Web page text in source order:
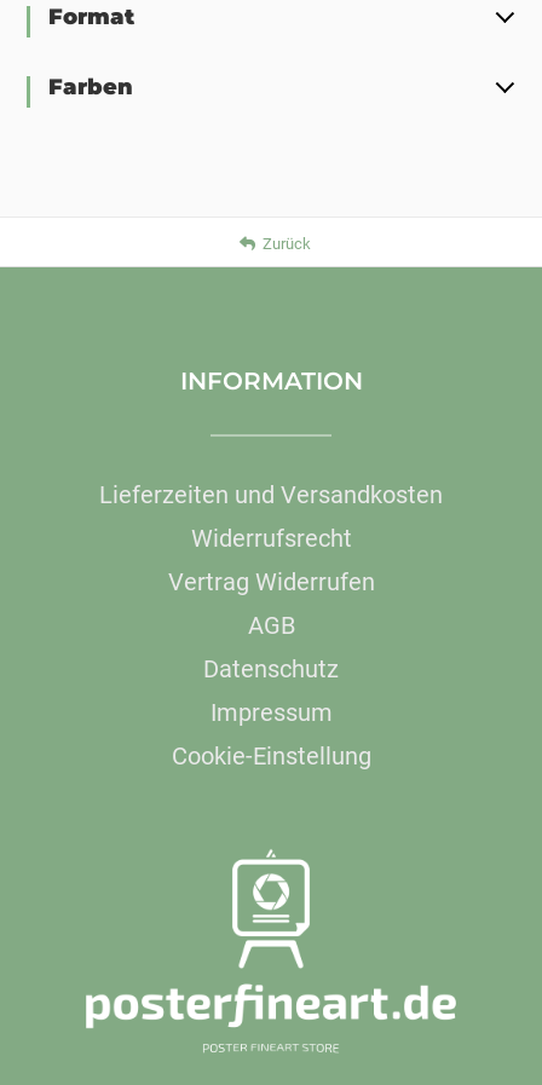
Format
Farben
Zurück
INFORMATION
Lieferzeiten und Versandkosten
Widerrufsrecht
Vertrag Widerrufen
AGB
Datenschutz
Impressum
Cookie-Einstellung